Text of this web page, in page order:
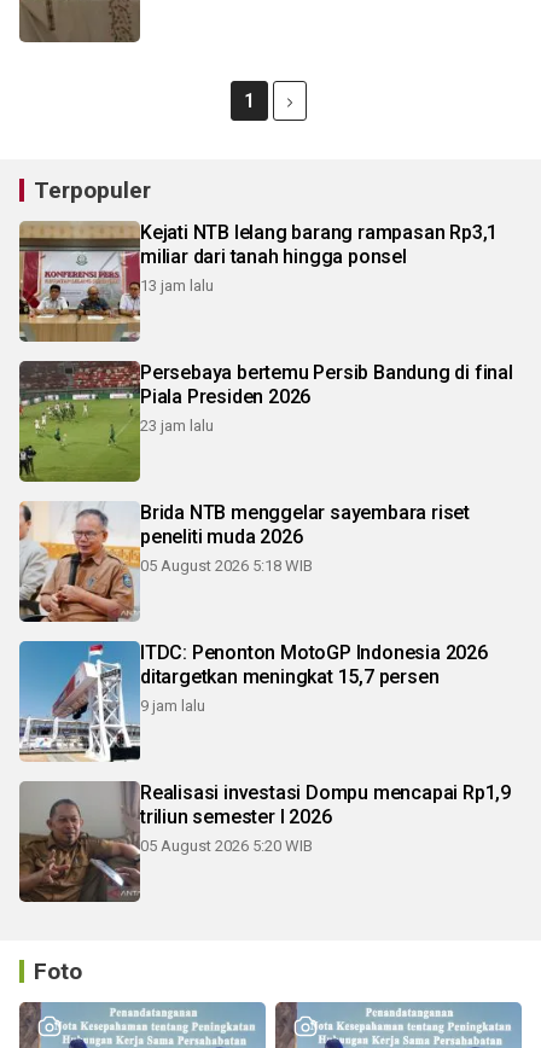
1
Terpopuler
Kejati NTB lelang barang rampasan Rp3,1
miliar dari tanah hingga ponsel
13 jam lalu
Persebaya bertemu Persib Bandung di final
Piala Presiden 2026
23 jam lalu
Brida NTB menggelar sayembara riset
peneliti muda 2026
05 August 2026 5:18 WIB
ITDC: Penonton MotoGP Indonesia 2026
ditargetkan meningkat 15,7 persen
9 jam lalu
Realisasi investasi Dompu mencapai Rp1,9
triliun semester I 2026
05 August 2026 5:20 WIB
Foto